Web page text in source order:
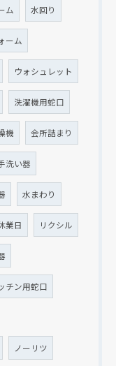
ム 水回り
ーム
ウォシュレット
洗濯機用蛇口
機 会所詰まり
洗い器
水まわり
業日 リクシル
チン用蛇口
ノーリツ